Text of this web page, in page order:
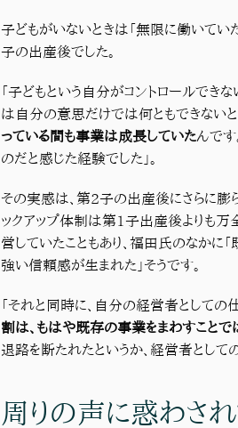
子どもがいないときは「無限に働いてい
子の出産後でした。
「子どもという自分がコントロールでき
は自分の意思だけでは何ともできないと
っている間も事業は成長していたんです
のだと感じた経験でした」。
その実感は、第2子の出産後にさらに膨
ックアップ体制は第1子出産後よりも万
営していたこともあり、福田氏のなかに
強い信頼感が生まれた」そうです。
「それと同時に、自分の経営者としての
割は、もはや既存の事業をまわすことで
退路を断たれたというか、経営者として
周りの声に惑わさ